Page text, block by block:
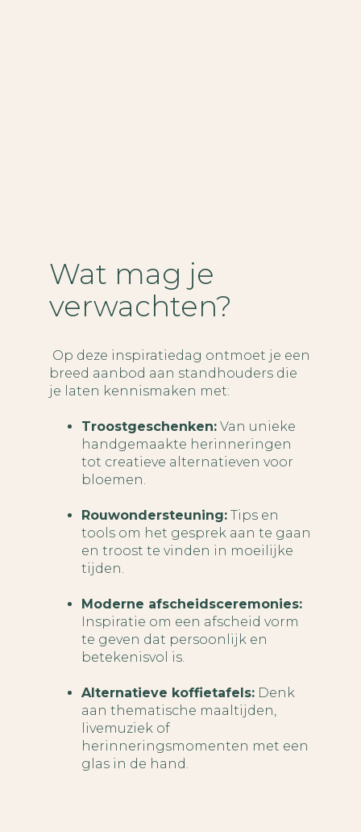
Wat mag je
verwachten?
Op deze inspiratiedag ontmoet je een
breed aanbod aan standhouders die
je laten kennismaken met:
Troostgeschenken: Van unieke
handgemaakte herinneringen
tot creatieve alternatieven voor
bloemen.
Rouwondersteuning: Tips en
tools om het gesprek aan te gaan
en troost te vinden in moeilijke
tijden.
Moderne afscheidsceremonies:
Inspiratie om een afscheid vorm
te geven dat persoonlijk en
betekenisvol is.
Alternatieve koffietafels: Denk
aan thematische maaltijden,
livemuziek of
herinneringsmomenten met een
glas in de hand.